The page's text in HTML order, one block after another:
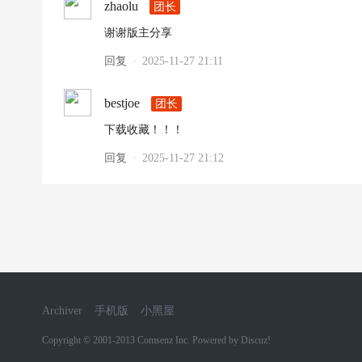
zhaolu 团长
谢谢版主分享
回复 · 2025-11-27 21:11
bestjoe 团长
下载收藏！！！
回复 · 2025-11-27 21:12
Archiver 手机版 小黑屋
Copyright © 2001-2013 Comsenz Inc. Powered by Discuz!